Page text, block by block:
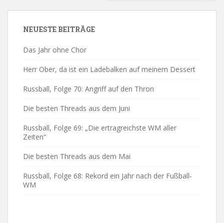
NEUESTE BEITRÄGE
Das Jahr ohne Chor
Herr Ober, da ist ein Ladebalken auf meinem Dessert
Russball, Folge 70: Angriff auf den Thron
Die besten Threads aus dem Juni
Russball, Folge 69: „Die ertragreichste WM aller
Zeiten“
Die besten Threads aus dem Mai
Russball, Folge 68: Rekord ein Jahr nach der Fußball-
WM